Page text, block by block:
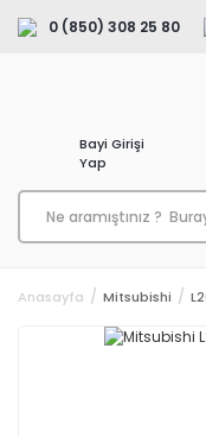
0 (850) 308 25 80
Bayi Girişi
Yap
Anasayfa Mitsubishi